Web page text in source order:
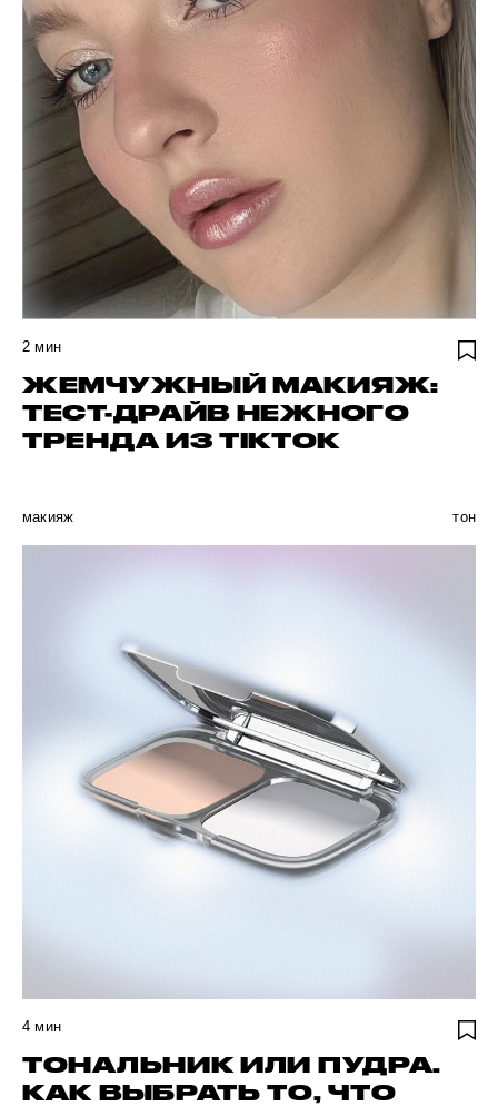
2 мин
ЖЕМЧУЖНЫЙ МАКИЯЖ:
ТЕСТ-ДРАЙВ НЕЖНОГО
ТРЕНДА ИЗ TIKTOK
макияж тон
4 мин
ТОНАЛЬНИК ИЛИ ПУДРА.
КАК ВЫБРАТЬ ТО, ЧТО